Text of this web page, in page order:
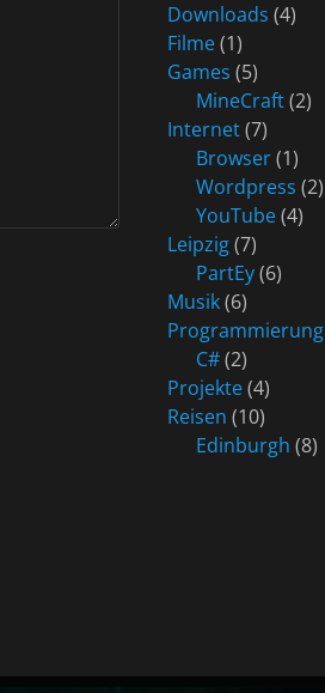
Downloads (4)
Filme(1)
Games (5)
MineCraft(2)
Internet(7)
Browser(1)
Wordpress (2)
YouTube(4)
Leipzig(7)
PartEy(6)
Musik(6)
Programmierung
C#(2)
Projekte(4)
Reisen (10)
Edinburgh (8)